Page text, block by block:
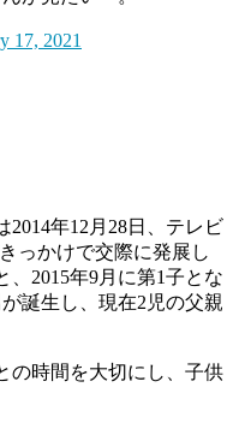
17, 2021
2014年12月28日、テレビ
っかけで交際に発展し
2015年9月に第1子とな
誕生し、現在2児の父親
の時間を大切にし、子供